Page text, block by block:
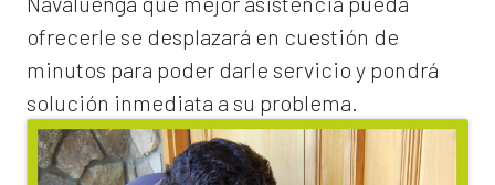
ofrecerle se desplazará en cuestión de
minutos para poder darle servicio y pondrá
solución inmediata a su problema.